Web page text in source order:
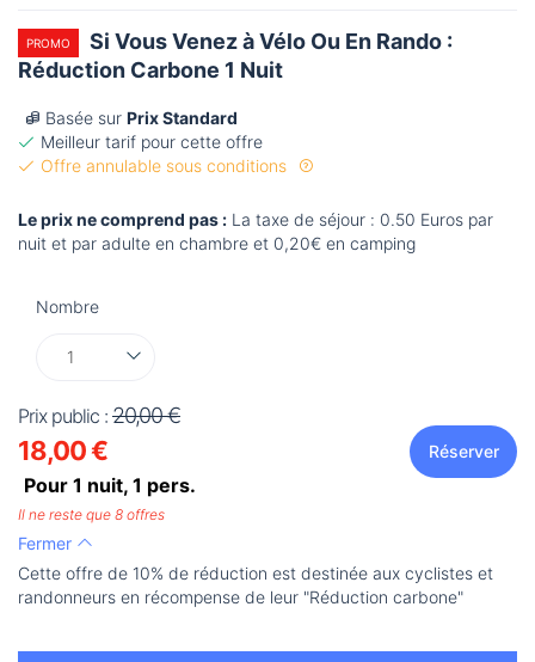
PROMO
Si Vous Venez à Vélo Ou En Rando :
Réduction Carbone 1 Nuit
Basée sur Prix Standard
Meilleur tarif pour cette offre
Offre annulable sous conditions
Le prix ne comprend pas : La taxe de séjour : 0.50 Euros par
nuit et par adulte en chambre et 0,20€ en camping
Nombre
Prix public : 20,00 €
18,00 €
Pour 1 nuit, 1 pers.
Réserver
Il ne reste que 8 offres
Fermer
Cette offre de 10% de réduction est destinée aux cyclistes et
randonneurs en récompense de leur "Réduction carbone"